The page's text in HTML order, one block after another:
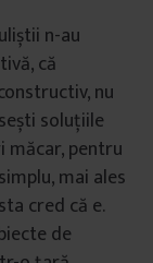
n-au
că
nu
soluțiile
măcar, pentru
mai ales
cred că e.
de